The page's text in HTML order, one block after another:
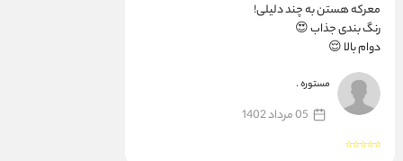
معرکه هستن به چند دلیلی!
رنگ بندی جذاب 😍
دوام بالا 😌
محافظت از لب 🫰
حجم بالا ☝️ مستوره .
05 مرداد 1402